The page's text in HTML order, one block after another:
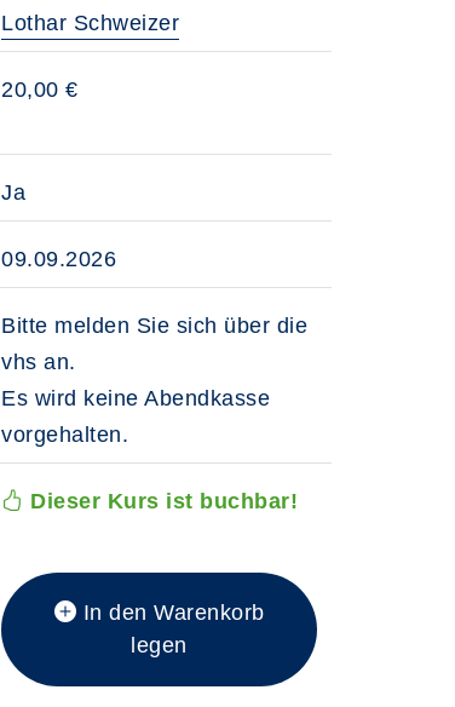
Lothar Schweizer
20,00 €
Ja
09.09.2026
Bitte melden Sie sich über die
vhs an.
Es wird keine Abendkasse
vorgehalten.
Dieser Kurs ist buchbar!
In den Warenkorb
legen